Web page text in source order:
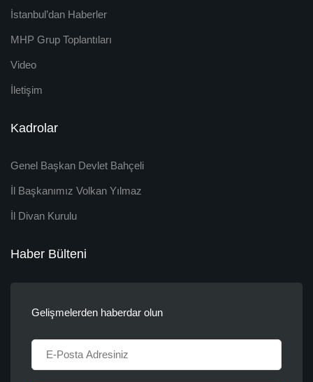
İstanbul’dan Haberler
MHP Grup Toplantıları
Video
İletişim
Kadrolar
Genel Başkan Devlet Bahçeli
İl Başkanımız Volkan Yılmaz
İl Divan Kurulu
Haber Bülteni
Gelişmelerden haberdar olun